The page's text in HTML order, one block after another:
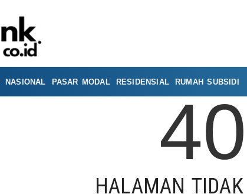
NASIONAL PASAR MODAL RESIDENSIAL RUMAH SUBSIDI
HALAMAN